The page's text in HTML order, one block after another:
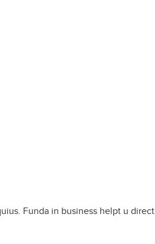
Funda in business helpt u direct